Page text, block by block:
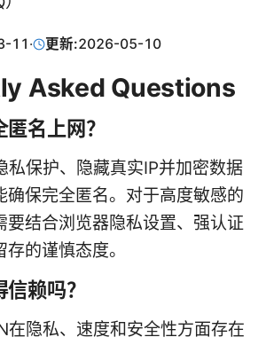
11 · 更新:2026-05-10
Asked Questions
名上网？
私保护、隐藏真实IP并加密数据
确保完全匿名。对于高度敏感的
要结合浏览器隐私设置、强认证
的谨慎态度。
赖吗？
在隐私、速度和安全性方面存在